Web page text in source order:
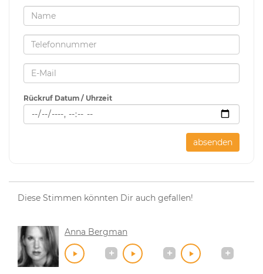
Rückruf Datum / Uhrzeit
absenden
Diese Stimmen könnten Dir auch gefallen!
Anna Bergman